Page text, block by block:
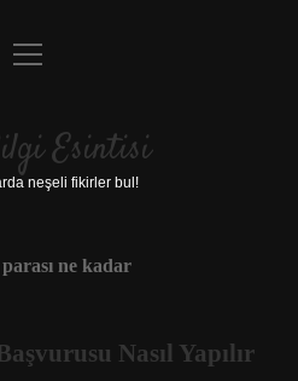
Uyarı
menüyü
Esintisi
neşeli fikirler bul!
ne kadar
Nasıl Yapılır